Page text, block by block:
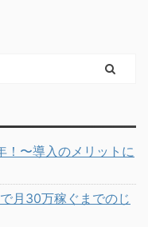
！〜導入のメリットに
月30万稼ぐまでのじ